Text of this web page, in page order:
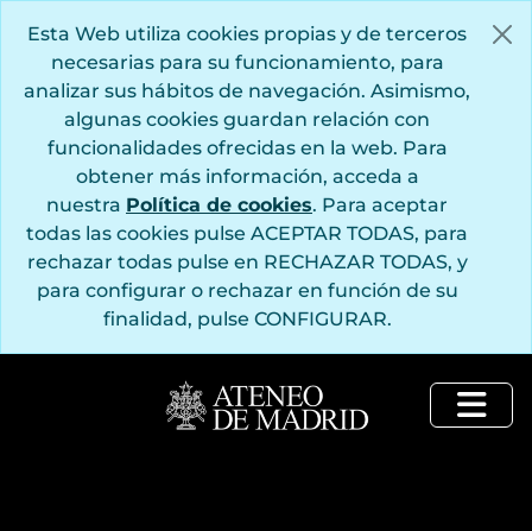
Esta Web utiliza cookies propias y de terceros
necesarias para su funcionamiento, para
analizar sus hábitos de navegación. Asimismo,
algunas cookies guardan relación con
funcionalidades ofrecidas en la web. Para
obtener más información, acceda a
nuestra Política de cookies. Para aceptar
todas las cookies pulse ACEPTAR TODAS, para
rechazar todas pulse en RECHAZAR TODAS, y
para configurar o rechazar en función de su
finalidad, pulse CONFIGURAR.